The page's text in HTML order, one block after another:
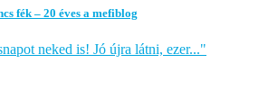
fék – 20 éves a mefiblog
neked is! Jó újra látni, ezer..."